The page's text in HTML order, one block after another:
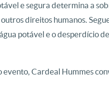
e segura determina a
direitos humanos.
potável e o desperdício
evento, Cardeal Hummes